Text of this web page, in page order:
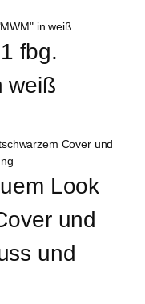
fbg.
weiß
Look
und
und